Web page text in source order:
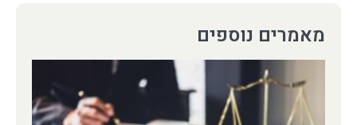
מאמרים נוספים